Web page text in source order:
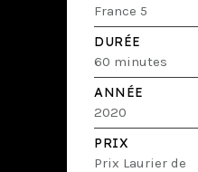
France 5
DURÉE
60 minutes
ANNÉE
2020
PRIX
Prix Laurier de